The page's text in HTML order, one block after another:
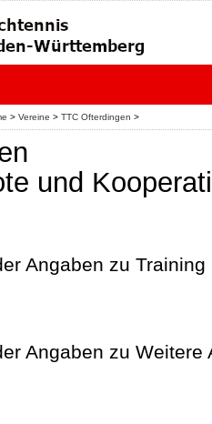
> Vereine > TTC Ofterdingen >
und
Angaben zu Training
Angaben zu Weitere